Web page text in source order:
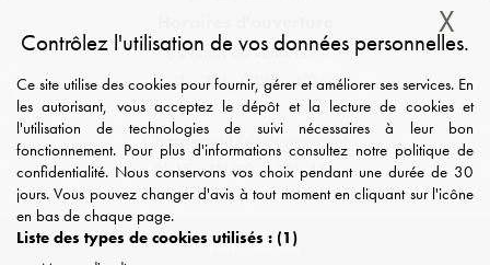
Contrôlez l'utilisation de vos données personnelles.
Ce site utilise des cookies pour fournir, gérer et améliorer ses services. En
les autorisant, vous acceptez le dépôt et la lecture de cookies et
l'utilisation de technologies de suivi nécessaires à leur bon
fonctionnement. Pour plus d'informations consultez notre politique de
confidentialité. Nous conservons vos choix pendant une durée de 30
jours. Vous pouvez changer d'avis à tout moment en cliquant sur l'icône
en bas de chaque page.
Liste des types de cookies utilisés : (1)
X
Du lundi au vendredi :
8h - 12h / 14h - 17h
Chargement/déchargement
8h15 - 11h30 / 13h-16h
Nos actualités